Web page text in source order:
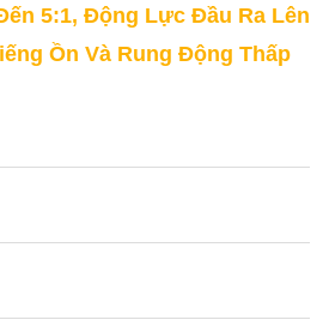
5:1, Động Lực Đầu Ra Lên
Ồn Và Rung Động Thấp